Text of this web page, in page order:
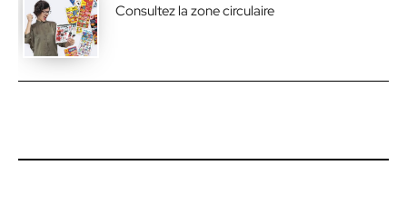
Consultez la zone circulaire